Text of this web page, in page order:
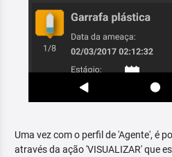
Uma vez com o perfil de 'Agente', é
através da ação 'VISUALIZAR' que